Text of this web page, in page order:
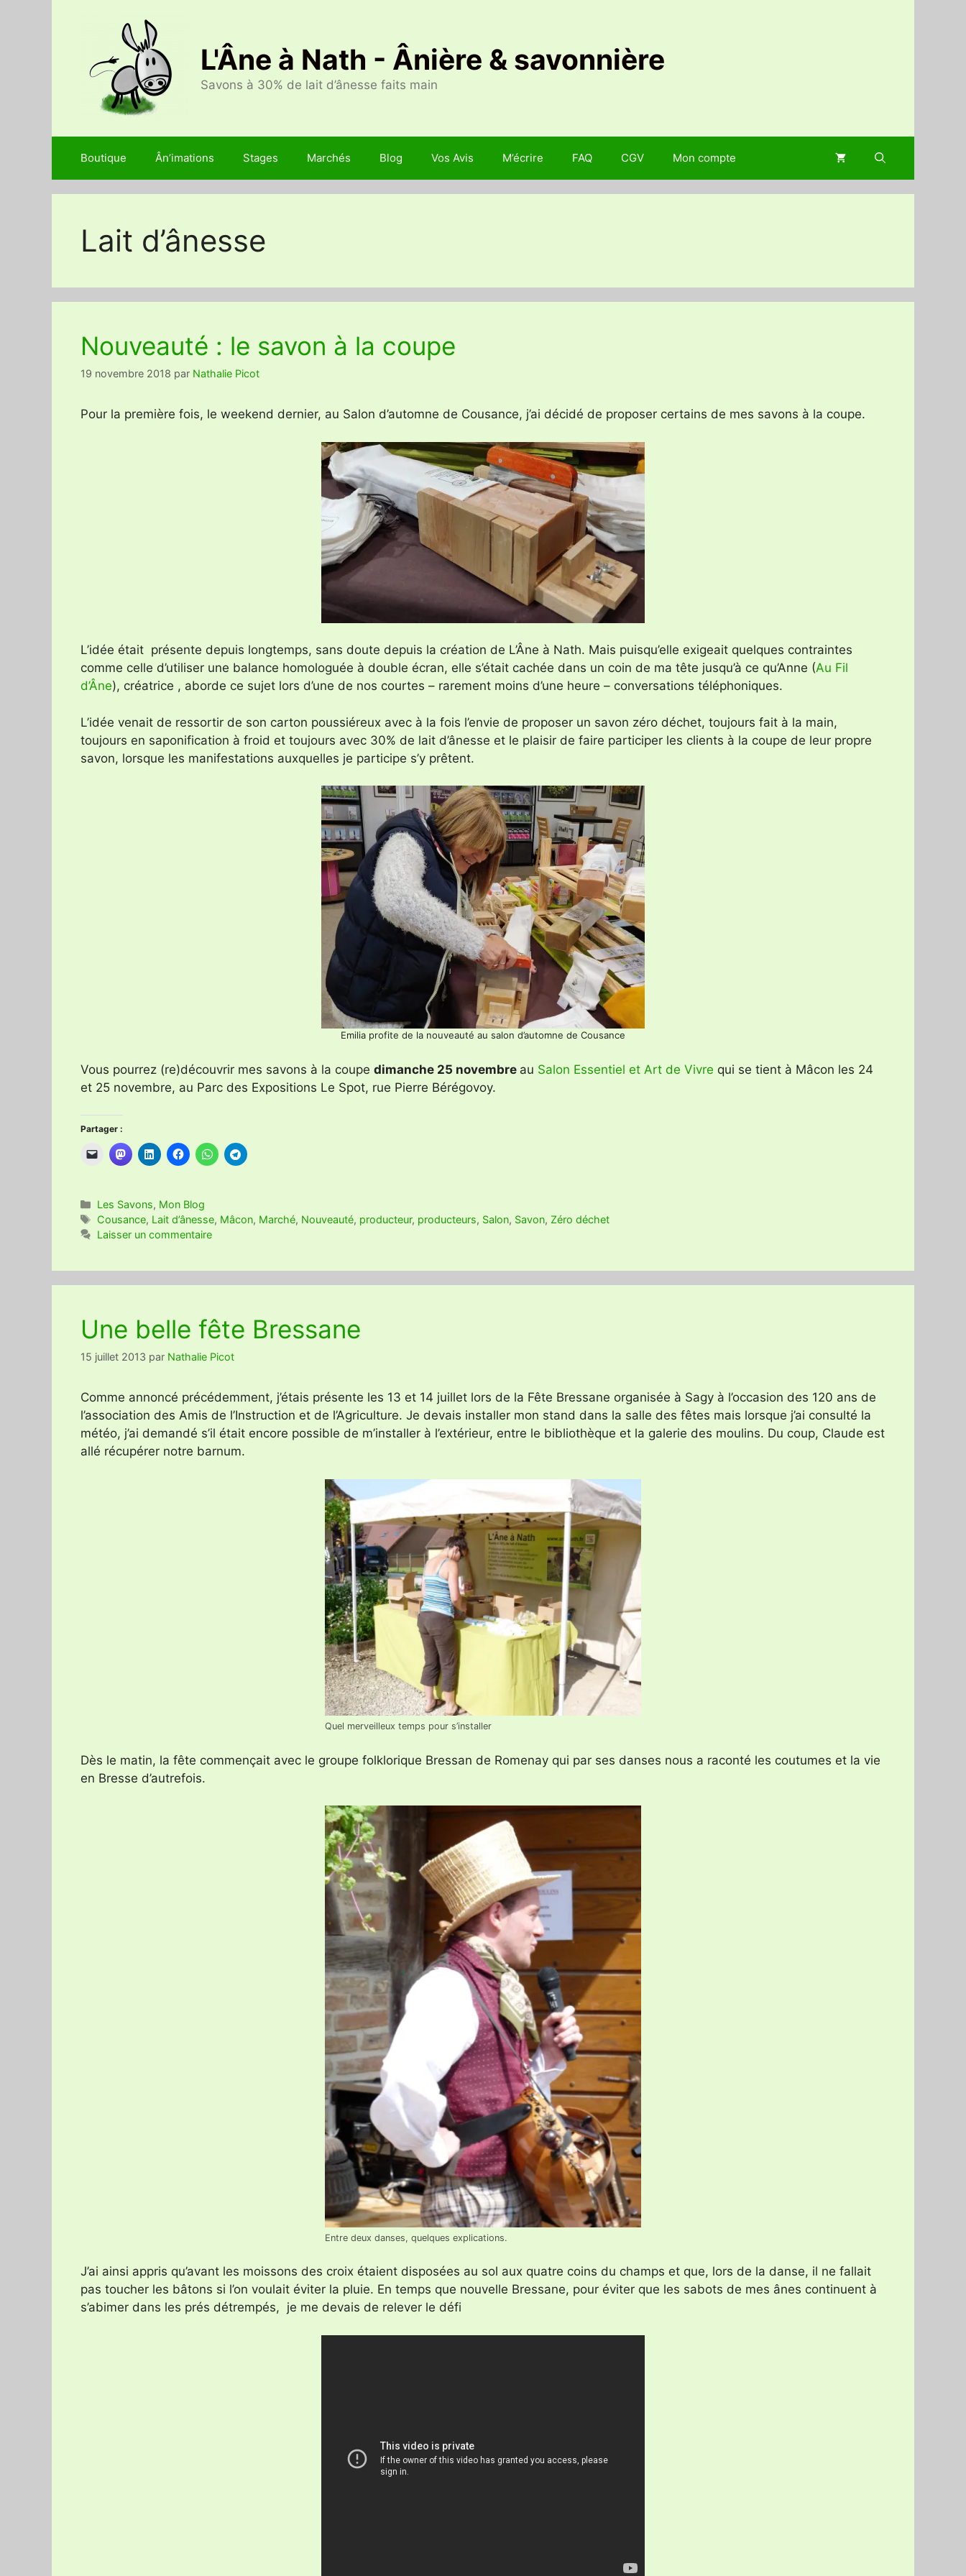
L'Âne à Nath - Ânière & savonnière
Savons à 30% de lait d’ânesse faits main
Boutique Ân’imations Stages Marchés Blog Vos Avis M’écrire FAQ CGV Mon compte
Lait d’ânesse
Nouveauté : le savon à la coupe
19 novembre 2018 par Nathalie Picot
Pour la première fois, le weekend dernier, au Salon d’automne de Cousance, j’ai décidé de proposer certains de mes savons à la coupe.
L’idée était présente depuis longtemps, sans doute depuis la création de L’Âne à Nath. Mais puisqu’elle exigeait quelques contraintes
comme celle d’utiliser une balance homologuée à double écran, elle s’était cachée dans un coin de ma tête jusqu’à ce qu’Anne (Au Fil
d’Âne), créatrice , aborde ce sujet lors d’une de nos courtes – rarement moins d’une heure – conversations téléphoniques.
L’idée venait de ressortir de son carton poussiéreux avec à la fois l’envie de proposer un savon zéro déchet, toujours fait à la main,
toujours en saponification à froid et toujours avec 30% de lait d’ânesse et le plaisir de faire participer les clients à la coupe de leur propre
savon, lorsque les manifestations auxquelles je participe s’y prêtent.
Emilia profite de la nouveauté au salon d’automne de Cousance
Vous pourrez (re)découvrir mes savons à la coupe dimanche 25 novembre au Salon Essentiel et Art de Vivre qui se tient à Mâcon les 24
et 25 novembre, au Parc des Expositions Le Spot, rue Pierre Bérégovoy.
Partager :
Catégories
Les Savons, Mon Blog
Étiquettes
Cousance, Lait d’ânesse, Mâcon, Marché, Nouveauté, producteur, producteurs, Salon, Savon, Zéro déchet
Laisser un commentaire
Une belle fête Bressane
15 juillet 2013 par Nathalie Picot
Comme annoncé précédemment, j’étais présente les 13 et 14 juillet lors de la Fête Bressane organisée à Sagy à l’occasion des 120 ans de
l’association des Amis de l’Instruction et de l’Agriculture. Je devais installer mon stand dans la salle des fêtes mais lorsque j’ai consulté la
météo, j’ai demandé s’il était encore possible de m’installer à l’extérieur, entre le bibliothèque et la galerie des moulins. Du coup, Claude est
allé récupérer notre barnum.
Quel merveilleux temps pour s’installer
Dès le matin, la fête commençait avec le groupe folklorique Bressan de Romenay qui par ses danses nous a raconté les coutumes et la vie
en Bresse d’autrefois.
Entre deux danses, quelques explications.
J’ai ainsi appris qu’avant les moissons des croix étaient disposées au sol aux quatre coins du champs et que, lors de la danse, il ne fallait
pas toucher les bâtons si l’on voulait éviter la pluie. En temps que nouvelle Bressane, pour éviter que les sabots de mes ânes continuent à
s’abimer dans les prés détrempés, je me devais de relever le défi